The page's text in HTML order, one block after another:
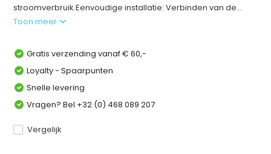
stroomverbruik.Eenvoudige installatie: Verbinden van de...
Toon meer
Gratis verzending vanaf € 60,-
Loyalty - Spaarpunten
Snelle levering
Vragen? Bel +32 (0) 468 089 207
Vergelijk